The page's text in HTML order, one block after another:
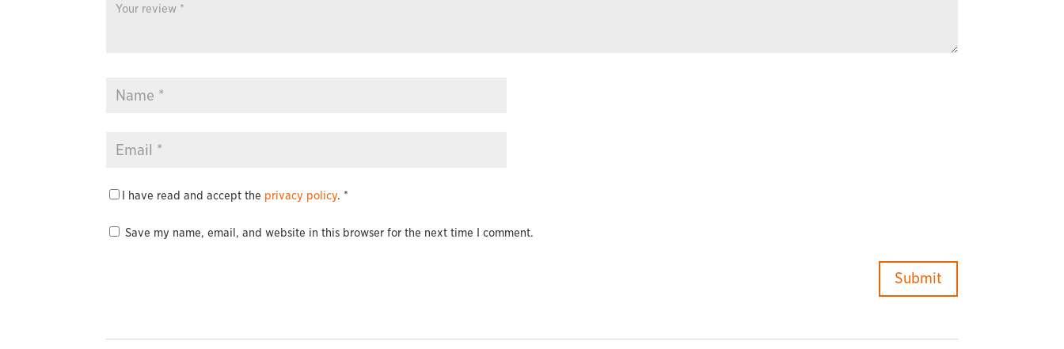
I have read and accept the privacy policy. *
Save my name, email, and website in this browser for the next time I comment.